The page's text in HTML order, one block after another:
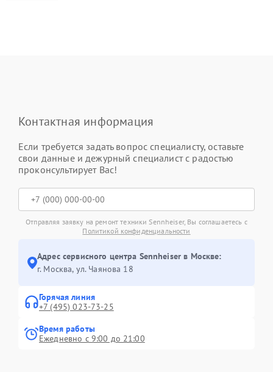
Контактная информация
Если требуется задать вопрос специалисту, оставьте
свои данные и дежурный специалист с радостью
проконсультирует Вас!
Отправляя заявку на ремонт техники Sennheiser, Вы соглашаетесь с
Политикой конфиденциальности
Адрес сервисного центра Sennheiser в Москве:
г. Москва, ул. Чаянова 18
Горячая линия
+7 (495) 023-73-25
Время работы
Ежедневно с 9:00 до 21:00